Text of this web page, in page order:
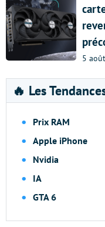
5
🔥 Les
Prix RAM
Apple iPhone
Nvidia
IA
GTA 6